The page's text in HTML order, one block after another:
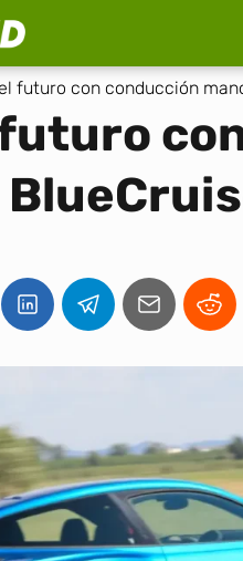
futuro con conducción